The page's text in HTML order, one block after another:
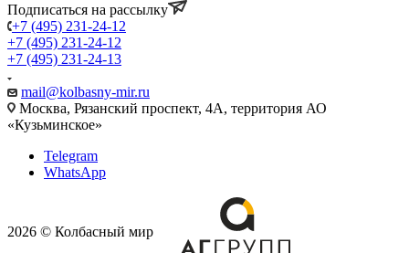
Подписаться на рассылку
+7 (495) 231-24-12
+7 (495) 231-24-12
+7 (495) 231-24-13
mail@kolbasny-mir.ru
Москва, Рязанский проспект, 4А, территория АО
«Кузьминское»
Telegram
WhatsApp
2026 © Колбасный мир